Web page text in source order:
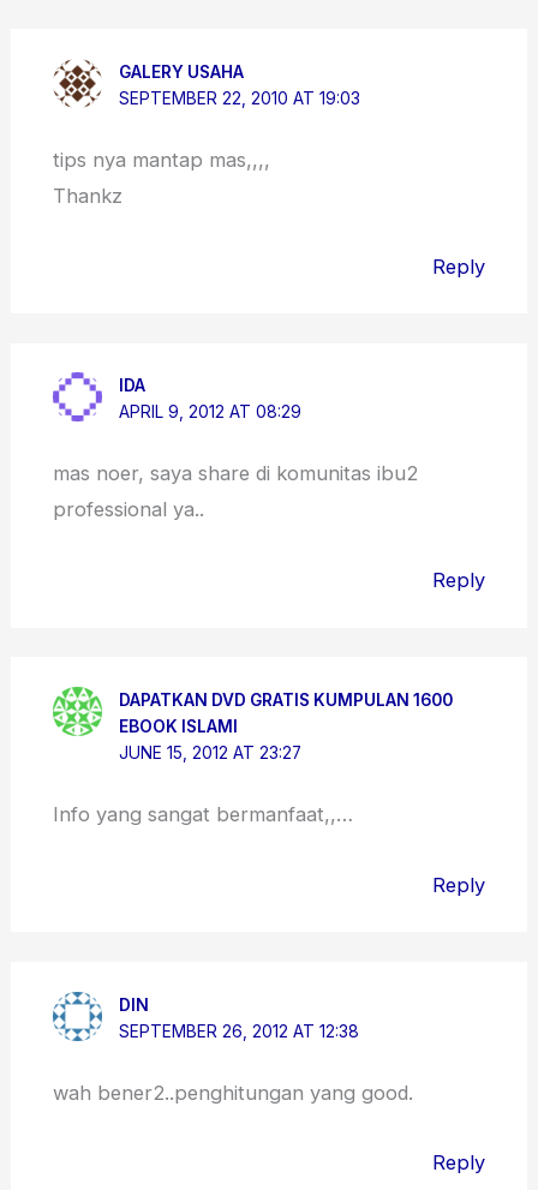
GALERY USAHA
SEPTEMBER 22, 2010 AT 19:03
tips nya mantap mas,,,,
Thankz
Reply
IDA
APRIL 9, 2012 AT 08:29
mas noer, saya share di komunitas ibu2
professional ya..
Reply
DAPATKAN DVD GRATIS KUMPULAN 1600
EBOOK ISLAMI
JUNE 15, 2012 AT 23:27
Info yang sangat bermanfaat,,…
Reply
DIN
SEPTEMBER 26, 2012 AT 12:38
wah bener2..penghitungan yang good.
Reply